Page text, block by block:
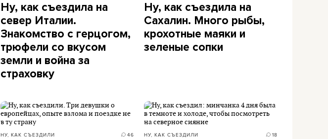
Ну, как съездила на
север Италии.
Знакомство с герцогом,
трюфели со вкусом
земли и война за
страховку
Ну, как съездила на
Сахалин. Много рыбы,
крохотные маяки и
зеленые сопки
НУ, КАК СЪЕЗДИЛИ 46 НУ, КАК СЪЕЗДИЛИ 18